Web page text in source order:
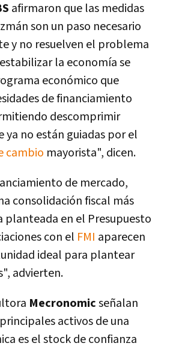
afirmaron que las medidas
son un paso necesario
y no resuelven el problema
la economía se
económico que
de financiamiento
descomprimir
ya no están guiadas por el
cambio mayorista", dicen.
de mercado,
consolidación fiscal más
planteada en el Presupuesto
con el FMI aparecen
ideal para plantear
advierten.
Mecronomicseñalan
activos de una
es el stock de confianza